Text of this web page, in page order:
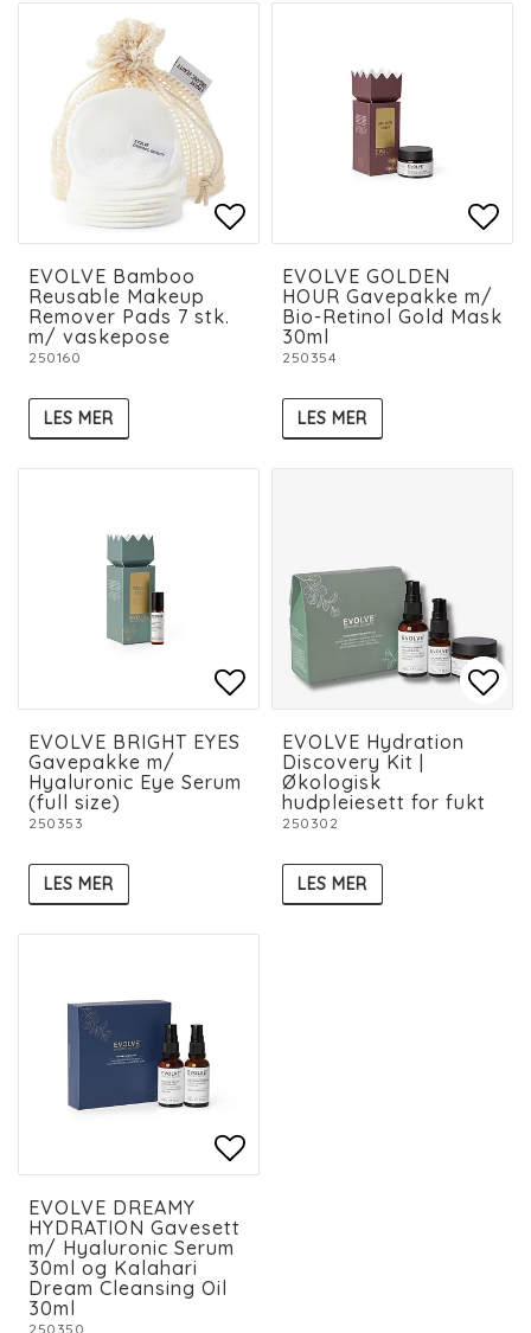
Add to list of
Add to list of
EVOLVE Bamboo
Reusable Makeup
Remover Pads 7 stk.
m/ vaskepose
250160
LES MER
EVOLVE GOLDEN
HOUR Gavepakke m/
Bio-Retinol Gold Mask
30ml
250354
LES MER
Add to list of
Add to list of
EVOLVE BRIGHT EYES
Gavepakke m/
Hyaluronic Eye Serum
(full size)
250353
LES MER
EVOLVE Hydration
Discovery Kit |
Økologisk
hudpleiesett for fukt
250302
LES MER
EVOLVE DREAMY
HYDRATION Gavesett
m/ Hyaluronic Serum
30ml og Kalahari
Dream Cleansing Oil
30ml
250350